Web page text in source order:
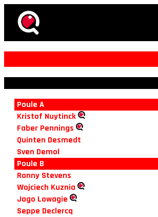
Poule A
Kristof Nuytinck
Faber Pennings
Quinten Desmedt
Sven Demol
Poule B
Ronny Stevens
Wojciech Kuznia
Jago Lowagie
Seppe Declercq